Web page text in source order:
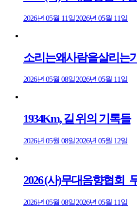
2026년 05월 11일2026년 05월 11일
소리는왜사람을살리는
2026년 05월 08일2026년 05월 11일
1934Km, 길 위의 기록들
2026년 05월 08일2026년 05월 12일
2026 (사)무대음향협회_
2026년 05월 08일2026년 05월 11일